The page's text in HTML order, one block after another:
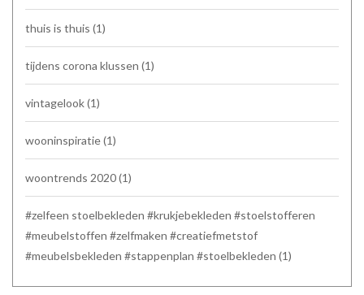
thuis is thuis (1)
tijdens corona klussen (1)
vintagelook(1)
wooninspiratie(1)
woontrends 2020(1)
#zelfeen stoelbekleden #krukjebekleden #stoelstofferen
#meubelstoffen #zelfmaken #creatiefmetstof
#meubelsbekleden #stappenplan #stoelbekleden (1)